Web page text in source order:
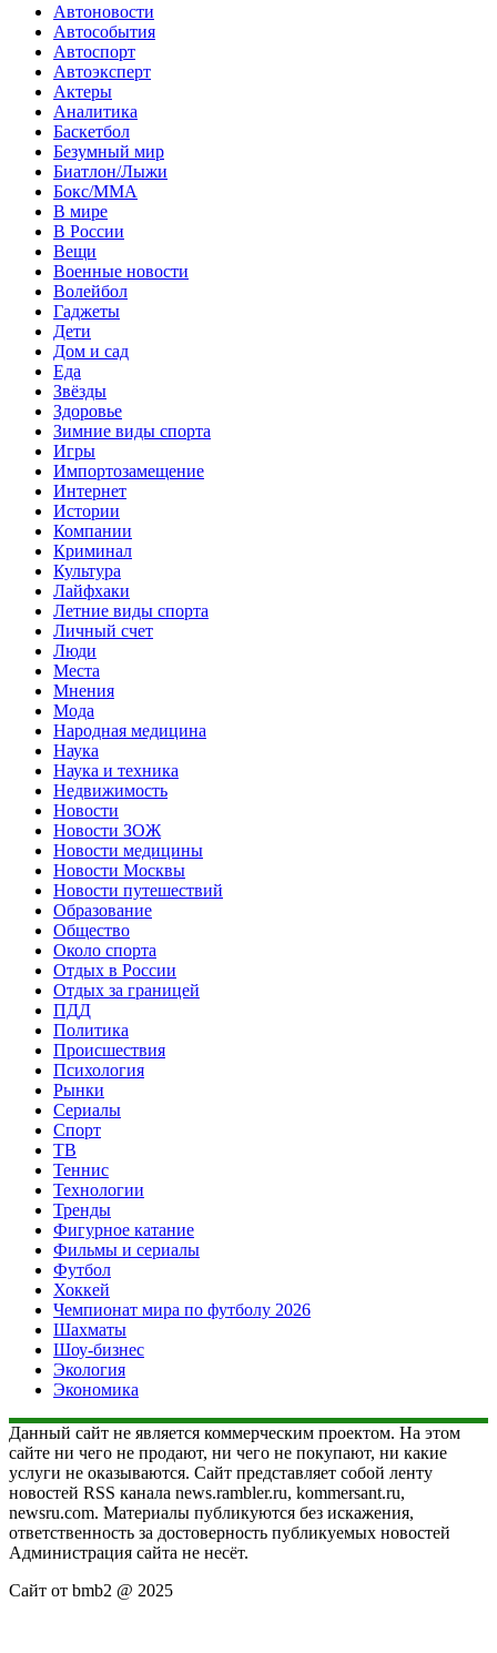
Автоновости
Автособытия
Автоспорт
Автоэксперт
Актеры
Аналитика
Баскетбол
Безумный мир
Биатлон/Лыжи
Бокс/MMA
В мире
В России
Вещи
Военные новости
Волейбол
Гаджеты
Дети
Дом и сад
Еда
Звёзды
Здоровье
Зимние виды спорта
Игры
Импортозамещение
Интернет
Истории
Компании
Криминал
Культура
Лайфхаки
Летние виды спорта
Личный счет
Люди
Места
Мнения
Мода
Народная медицина
Наука
Наука и техника
Недвижимость
Новости
Новости ЗОЖ
Новости медицины
Новости Москвы
Новости путешествий
Образование
Общество
Около спорта
Отдых в России
Отдых за границей
ПДД
Политика
Происшествия
Психология
Рынки
Сериалы
Спорт
ТВ
Теннис
Технологии
Тренды
Фигурное катание
Фильмы и сериалы
Футбол
Хоккей
Чемпионат мира по футболу 2026
Шахматы
Шоу-бизнес
Экология
Экономика
Данный сайт не является коммерческим проектом. На этом
сайте ни чего не продают, ни чего не покупают, ни какие
услуги не оказываются. Сайт представляет собой ленту
новостей RSS канала news.rambler.ru, kommersant.ru,
newsru.com. Материалы публикуются без искажения,
ответственность за достоверность публикуемых новостей
Администрация сайта не несёт.
Сайт от bmb2 @ 2025